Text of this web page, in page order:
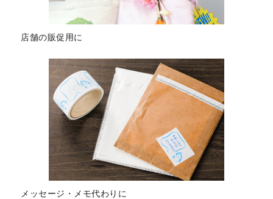
店舗の販促用に
メッセージ・メモ代わりに